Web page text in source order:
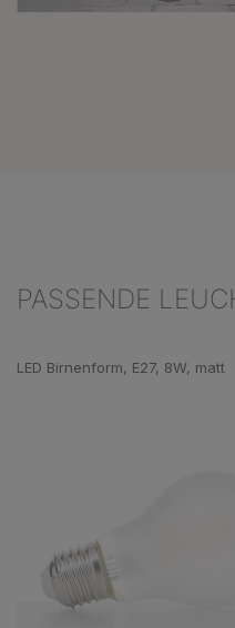
PASSENDE
LED Birnenform, E27, 8W, matt